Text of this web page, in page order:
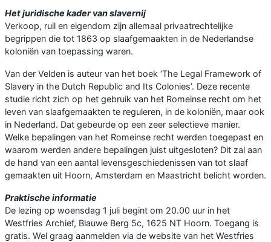
Het juridische kader van slavernij
Verkoop, ruil en eigendom zijn allemaal privaatrechtelijke
begrippen die tot 1863 op slaafgemaakten in de Nederlandse
koloniën van toepassing waren.
Van der Velden is auteur van het boek ‘The Legal Framework of
Slavery in the Dutch Republic and Its Colonies’. Deze recente
studie richt zich op het gebruik van het Romeinse recht om het
leven van slaafgemaakten te reguleren, in de koloniën, maar ook
in Nederland. Dat gebeurde op een zeer selectieve manier.
Welke bepalingen van het Romeinse recht werden toegepast en
waarom werden andere bepalingen juist uitgesloten? Dit zal aan
de hand van een aantal levensgeschiedenissen van tot slaaf
gemaakten uit Hoorn, Amsterdam en Maastricht belicht worden.
Praktische informatie
De lezing op woensdag 1 juli begint om 20.00 uur in het
Westfries Archief, Blauwe Berg 5c, 1625 NT Hoorn. Toegang is
gratis. Wel graag aanmelden via de website van het Westfries